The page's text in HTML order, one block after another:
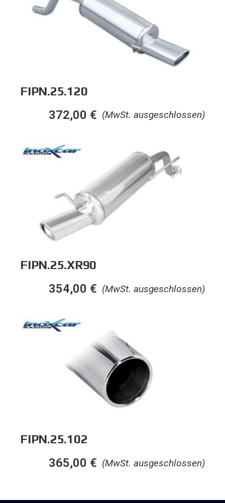
FIPN.25.120
(MwSt. ausgeschlossen)
372,00 €
FIPN.25.XR90
(MwSt. ausgeschlossen)
354,00 €
FIPN.25.102
(MwSt. ausgeschlossen)
365,00 €